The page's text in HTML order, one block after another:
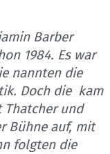
Barber
1984. Es war
nannten die
Doch die kam
Thatcher und
Bühne auf, mit
folgten die